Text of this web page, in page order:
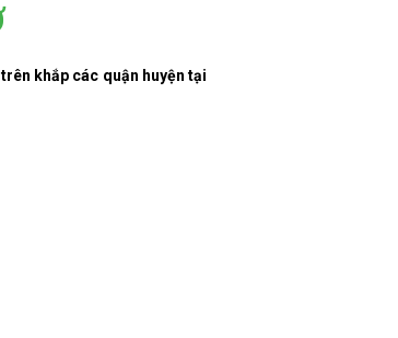
khắp các quận huyện tại